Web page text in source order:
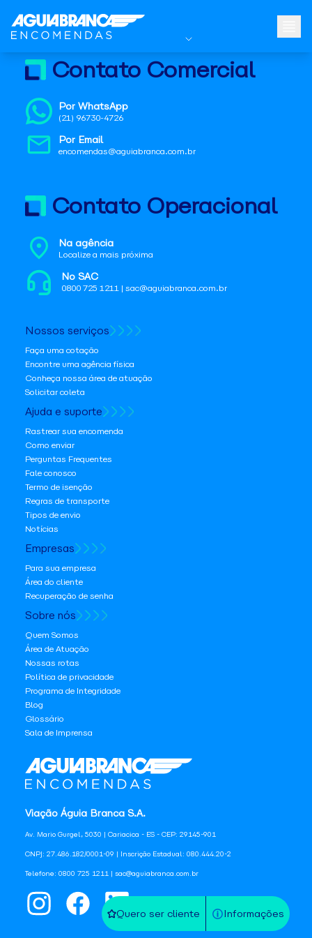
Quero ser cliente Informações
Viação Águia Branca S.A.
Av. Mario Gurgel, 5030 | Cariacica - ES - CEP: 29145-901
CNPJ: 27.486.182/0001-09 | Inscrição Estadual: 080.444.20-2
Telefone: 0800 725 1211 | sac@aguiabranca.com.br
Contato Comercial
Por WhatsApp
(21) 96730-4726
Por Email
encomendas@aguiabranca.com.br
Contato Operacional
Na agência
Localize a mais próxima
No SAC
0800 725 1211 | sac@aguiabranca.com.br
Nossos serviços
Faça uma cotação
Encontre uma agência física
Conheça nossa área de atuação
Solicitar coleta
Ajuda e suporte
Rastrear sua encomenda
Como enviar
Perguntas Frequentes
Fale conosco
Termo de isenção
Regras de transporte
Tipos de envio
Notícias
Empresas
Para sua empresa
Área do cliente
Recuperação de senha
Sobre nós
Quem Somos
Área de Atuação
Nossas rotas
Política de privacidade
Programa de Integridade
Blog
Glossário
Sala de Imprensa